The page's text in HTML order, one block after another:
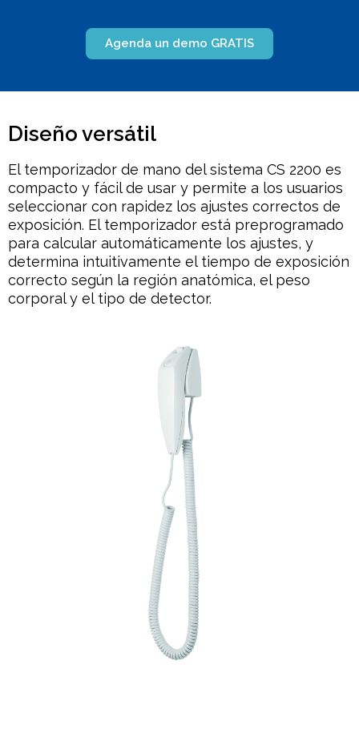
Agenda un demo GRATIS
Diseño versátil
El temporizador de mano del sistema CS 2200 es
compacto y fácil de usar y permite a los usuarios
seleccionar con rapidez los ajustes correctos de
exposición. El temporizador está preprogramado
para calcular automáticamente los ajustes, y
determina intuitivamente el tiempo de exposición
correcto según la región anatómica, el peso
corporal y el tipo de detector.